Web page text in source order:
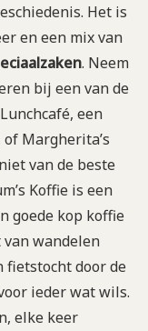
Het is
en een mix van
. Neem
bij een van de
een
Margherita’s
van de beste
Koffie is een
goede kop koffie
wandelen
fietstocht door de
ieder wat wils.
elke keer